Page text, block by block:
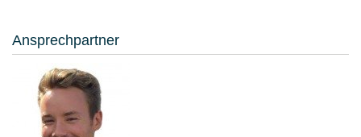
Ansprechpartner